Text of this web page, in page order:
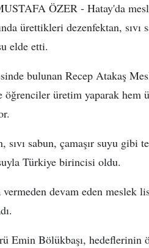
ÖZER - Hatay'da
ürettikleri dezenfektan, sıvı
elde etti.
bulunan Recep Atakaş
öğrenciler üretim yaparak hem
sıvı sabun, çamaşır suyu
Türkiye birincisi oldu.
devam eden meslek
Emin Bölükbaşı, hedeflerinin